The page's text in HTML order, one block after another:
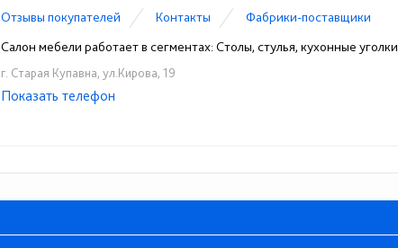
Отзывы покупателей Контакты
Фабрики-поставщики
Салон мебели работает в сегментах: Столы, стулья, кухонные уголки
г. Старая Купавна, ул.Кирова, 19
☎+7 (916) 823-54-45
Показать телефон